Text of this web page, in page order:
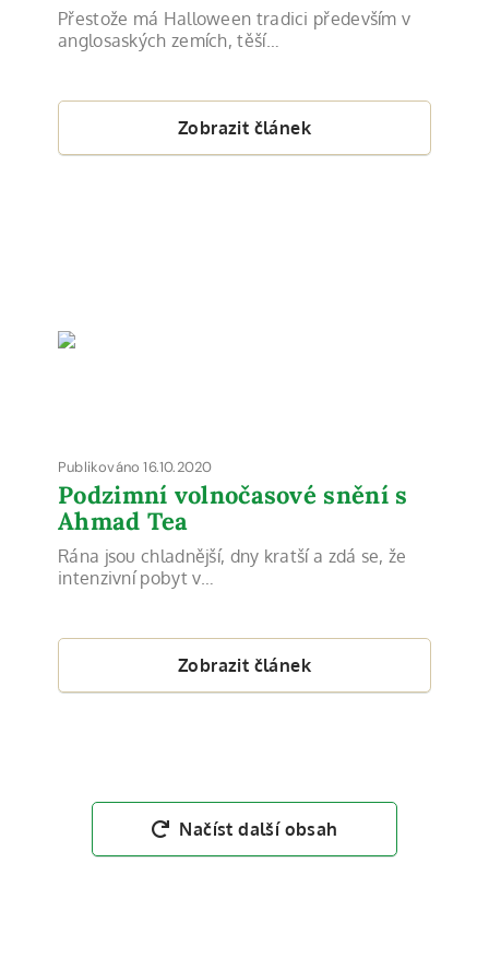
Přestože má Halloween tradici především v
anglosaských zemích, těší…
Zobrazit článek
Publikováno 16.10.2020
Podzimní volnočasové snění s
Ahmad Tea
Rána jsou chladnější, dny kratší a zdá se, že
intenzivní pobyt v…
Zobrazit článek
Načíst další obsah